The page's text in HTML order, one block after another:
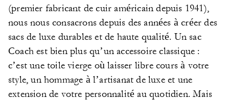
(premier fabricant de cuir américain depuis 1941),
nous nous consacrons depuis des années à créer des
sacs de luxe durables et de haute qualité. Un sac
Coach est bien plus qu’un accessoire classique :
c’est une toile vierge où laisser libre cours à votre
style, un hommage à l’artisanat de luxe et une
extension de votre personnalité au quotidien. Mais